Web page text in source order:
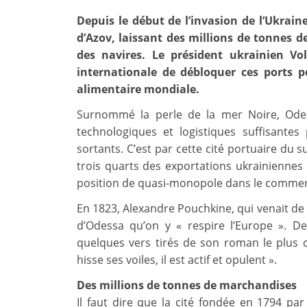
Depuis le début de l’invasion de
d’Azov, laissant des millions de tonnes
des navires. Le président ukrainien
internationale de débloquer ces ports
alimentaire mondiale.
Surnommé la perle de la mer Noire,
technologiques et logistiques
sortants. C’est par cette cité portuaire du
trois quarts des exportations ukrainiennes
position de quasi-monopole dans le
En 1823, Alexandre Pouchkine, qui venait
d’Odessa qu’on y « respire l’Europe ».
quelques vers tirés de son roman le plus
hisse ses voiles, il est actif et opulent ».
Des millions de tonnes de marchandises
Il faut dire que la cité fondée en 1794